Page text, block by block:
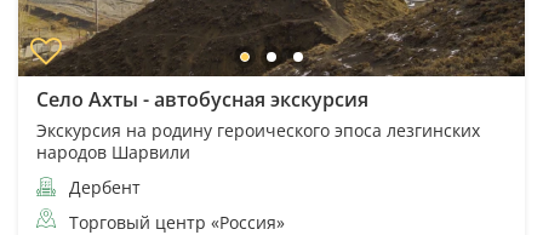
Село Ахты - автобусная экскурсия
Экскурсия на родину героического эпоса лезгинских
народов Шарвили
Дербент
Торговый центр «Россия»